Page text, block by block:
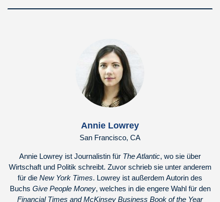
Annie Lowrey
San Francisco, CA
Annie Lowrey ist Journalistin für The Atlantic, wo sie über
Wirtschaft und Politik schreibt. Zuvor schrieb sie unter anderem
für die New York Times. Lowrey ist außerdem Autorin des
Buchs Give People Money, welches in die engere Wahl für den
Financial Times and McKinsey Business Book of the Year